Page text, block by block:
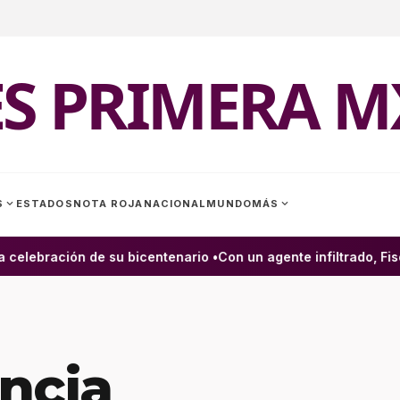
PRIMERA
expand_more ESTADOS NOTA ROJA NACIONAL MUNDOMÁS expand_more
de su bicentenario •Con un agente infiltrado,